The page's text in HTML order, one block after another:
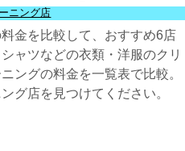
ニング店
金を比較して、おすすめ6店
ャツなどの衣類・洋服のクリ
ングの料金を一覧表で比較。
グ店を見つけてください。